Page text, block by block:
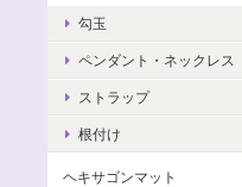
勾玉
ペンダント・ネックレス
ストラップ
根付け
ヘキサゴンマット